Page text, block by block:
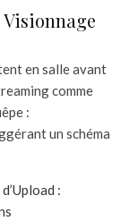
en salle avant
comme
:
un schéma
: